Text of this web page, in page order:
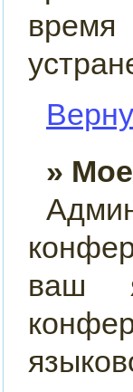
»
ваш